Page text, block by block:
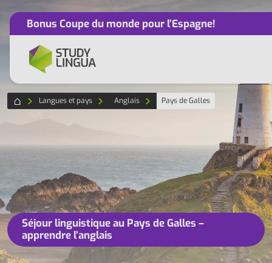
Bonus Coupe du monde pour l’Espagne!
Langues et pays Anglais Pays de Galles
Séjour linguistique au Pays de Galles –
apprendre l’anglais